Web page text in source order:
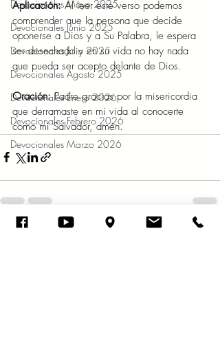
Devocionales Mayo 2025
Devocionales Junio 2025
Devocionales Julio 2025
Devocionales Agosto 2025
Devocionales Enero 2026
Devocionales Febrero 2026
Devocionales Marzo 2026
Aplicación: Al leer este verso podemos
comprender que la persona que decide
oponerse a Dios y a Su Palabra, le espera
ser desechado y en su vida no hay nada
que pueda ser acepto delante de Dios.
Oración: Padre gracias por la misericordia
que derramaste en mi vida al conocerte
como mi Salvador, amén.